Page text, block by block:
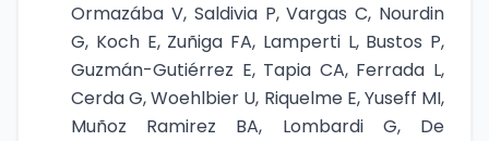
Ormazába V, Saldivia P, Vargas C, Nourdin
G, Koch E, Zuñiga FA, Lamperti L, Bustos P,
Guzmán-Gutiérrez E, Tapia CA, Ferrada L,
Cerda G, Woehlbier U, Riquelme E, Yuseff MI,
Muñoz Ramirez BA, Lombardi G, De